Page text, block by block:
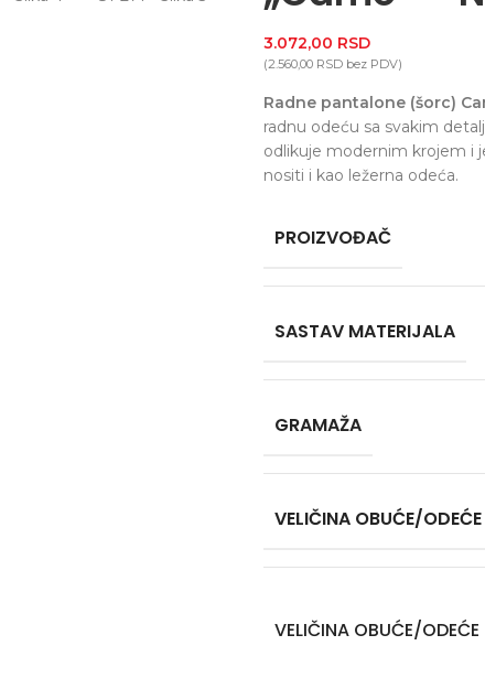
3.072,00 RSD
(2.560,00 RSD bez PDV)
Radne pantalone (šorc)
radnu odeću sa svakim
odlikuje modernim krojem i
nositi i kao ležerna odeća.
PROIZVOĐAČ
SASTAV MATERIJALA
GRAMAŽA
VELIČINA OBUĆE/ODEĆE
VELIČINA OBUĆE/ODEĆE